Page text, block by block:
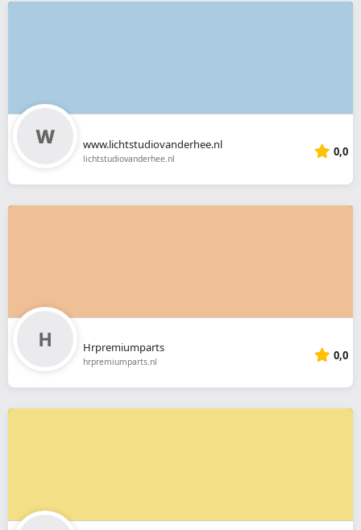
www.lichtstudiovanderhee.nl
lichtstudiovanderhee.nl 0,0
Hrpremiumparts
hrpremiumparts.nl 0,0